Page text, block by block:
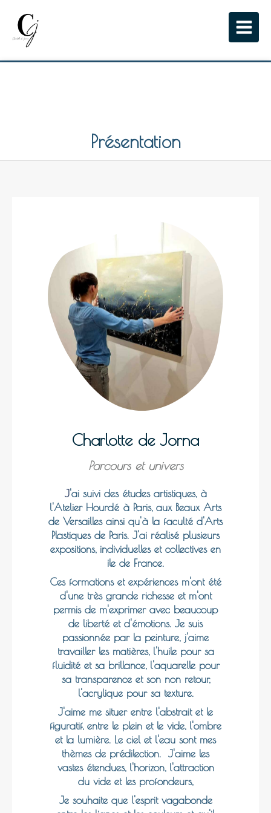
Présentation
Charlotte de Jorna
Parcours et univers
J'ai suivi des études artistiques, à
l'Atelier Hourdé à Paris, aux Beaux Arts
de Versailles ainsi qu'à la faculté d'Arts
Plastiques de Paris. J'ai réalisé plusieurs
expositions, individuelles et collectives en
ile de France.
Ces formations et expériences m'ont été
d'une très grande richesse et m'ont
permis de m'exprimer avec beaucoup
de liberté et d'émotions. Je suis
passionnée par la peinture, j'aime
travailler les matières, l'huile pour sa
fluidité et sa brillance, l'aquarelle pour
sa transparence et son non retour,
l'acrylique pour sa texture.
J'aime me situer entre l'abstrait et le
figuratif, entre le plein et le vide, l'ombre
et la lumière. Le ciel et l'eau sont mes
thèmes de prédilection. J'aime les
vastes étendues, l'horizon, l'attraction
du vide et les profondeurs,
Je souhaite que l'esprit vagabonde